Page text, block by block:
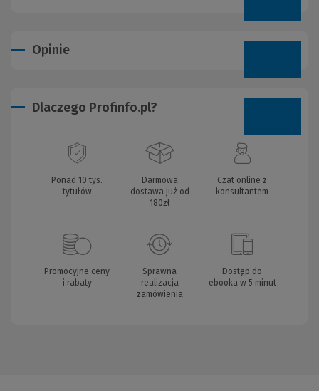
Opinie
Dlaczego Profinfo.pl?
Ponad 10 tys.
tytułów
Darmowa
dostawa już od
180zł
Czat online z
konsultantem
Promocyjne ceny
i rabaty
Sprawna
realizacja
zamówienia
Dostęp do
ebooka w 5 minut